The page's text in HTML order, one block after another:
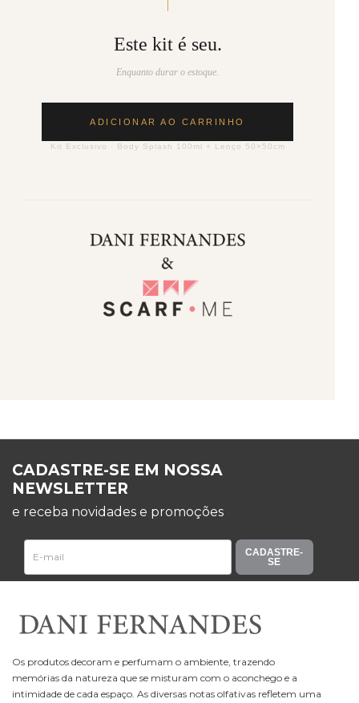
Este kit é seu.
Enquanto durar o estoque.
ADICIONAR AO CARRINHO
Kit Exclusivo · Body Splash 100ml + Lenço 50×50cm
CADASTRE-SE EM NOSSA
NEWSLETTER
e receba novidades e promoções
CADASTRE-
SE
Os produtos decoram e perfumam o ambiente, trazendo
memórias da natureza que se misturam com o aconchego e a
intimidade de cada espaço. As diversas notas olfativas refletem uma